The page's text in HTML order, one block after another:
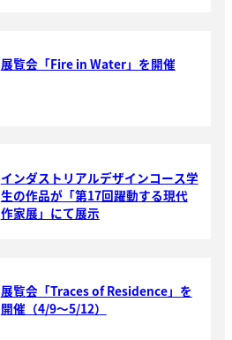
展覧会「Fire in Water」を開催
インダストリアルデザインコース学
生の作品が「第17回躍動する現代
作家展」にて展示
展覧会「Traces of Residence」を
開催（4/9～5/12）